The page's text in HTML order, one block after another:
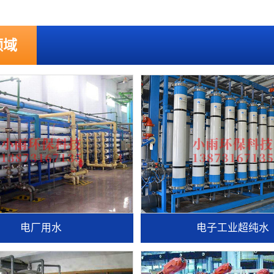
域
电厂用水 电子工业超纯水